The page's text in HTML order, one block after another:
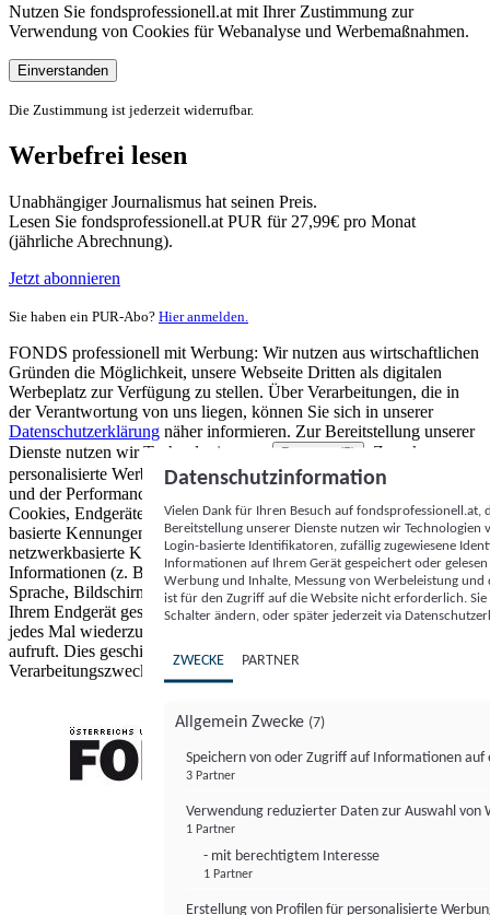
Nutzen Sie fondsprofessionell.at mit Ihrer Zustimmung zur
Verwendung von Cookies für Webanalyse und Werbemaßnahmen.
Einverstanden
Die Zustimmung ist jederzeit widerrufbar.
Werbefrei lesen
Unabhängiger Journalismus hat seinen Preis.
Lesen Sie fondsprofessionell.at PUR für 27,99€ pro Monat
(jährliche Abrechnung).
Jetzt abonnieren
Sie haben ein PUR-Abo? Hier anmelden.
FONDS professionell mit Werbung: Wir nutzen aus wirtschaftlichen
Gründen die Möglichkeit, unsere Webseite Dritten als digitalen
Werbeplatz zur Verfügung zu stellen. Über Verarbeitungen, die in
der Verantwortung von uns liegen, können Sie sich in unserer
Datenschutzerklärung näher informieren. Zur Bereitstellung unserer
Dienste nutzen wir Technologien von
Partnern (5)
. Zwecke:
personalisierte Werbung und Inhalte, Messung von Werbeleistung
und der Performance von Inhalten sowie Zielgruppenforschung.
Cookies, Endgeräte- oder ähnliche Online-Kennungen (z. B. login-
basierte Kennungen, zufällig generierte Kennungen,
netzwerkbasierte Kennungen) können zusammen mit anderen
Informationen (z. B. Browsertyp und Browserinformationen,
Sprache, Bildschirmgröße, unterstützte Technologien usw.) auf
Ihrem Endgerät gespeichert oder von dort ausgelesen werden, um es
jedes Mal wiederzuerkennen, wenn es eine App oder einer Webseite
aufruft. Dies geschieht für einen oder mehrere der hier aufgeführten
Verarbeitungszwecke.
Datenschutzinformation
Vielen Dank für Ihren Besuch auf
Bereitstellung unserer Dienste nutzen wir Technologien
Login-basierte Identifikatoren, zufällig zugewiesene
Informationen auf Ihrem Gerät gespeichert oder
Werbung und Inhalte, Messung von Werbeleistung
ist für den Zugriff auf die Website nicht erforderlich.
Schalter ändern, oder später jederzeit via
ZWECKE PARTNER
Allgemein Zwecke (7)
Speichern von oder Zugriff auf Informationen auf
3 Partner
Verwendung reduzierter Daten zur Auswahl von
1 Partner
- mit berechtigtem Interesse
1 Partner
Erstellung von Profilen für personalisierte
FONDS professionell